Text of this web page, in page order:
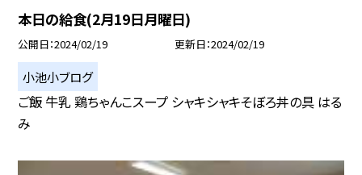
本日の給食(2月19日月曜日)
公開日 2024/02/19 更新日 2024/02/19
小池小ブログ
ご飯 牛乳 鶏ちゃんこスープ シャキシャキそぼろ丼の具 はる
み